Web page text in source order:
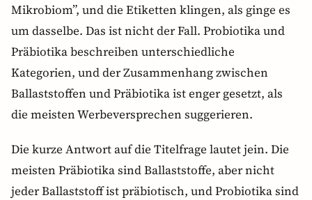
Mikrobiom”, und die Etiketten klingen, als ginge es
um dasselbe. Das ist nicht der Fall. Probiotika und
Präbiotika beschreiben unterschiedliche
Kategorien, und der Zusammenhang zwischen
Ballaststoffen und Präbiotika ist enger gesetzt, als
die meisten Werbeversprechen suggerieren.
Die kurze Antwort auf die Titelfrage lautet jein. Die
meisten Präbiotika sind Ballaststoffe, aber nicht
jeder Ballaststoff ist präbiotisch, und Probiotika sind